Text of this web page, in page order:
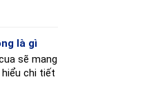
là gì
sẽ mang
chi tiết